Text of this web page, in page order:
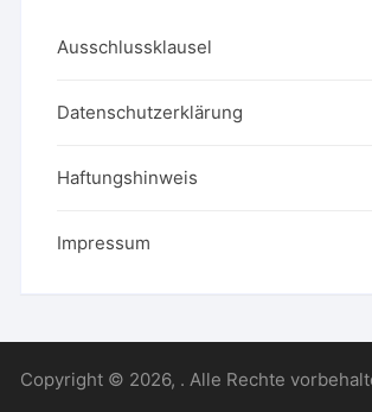
Ausschlussklausel
Datenschutzerklärung
Haftungshinweis
Impressum
Copyright © 2026, . Alle Rechte